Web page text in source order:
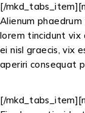
[/
Alienum
lorem tincidunt vix
ei nisl graecis, vix
aperiri consequat
[/